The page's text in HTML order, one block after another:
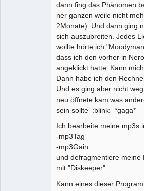
dann fing das Phänomen
ner ganzen weile nicht
2Monate). Und dann ging
sich auszubreiten. Jedes
wollte hörte ich
dass ich den vorher in
angeklickt hatte. Kann
Dann habe ich den
Und es ging aber nicht
neu öffnete kam was
sein sollte :blink: *gaga*
Ich bearbeite meine mp3s
-mp3Tag
-mp3Gain
und defragmentiere meine
mit "Diskeeper".
Kann eines dieser